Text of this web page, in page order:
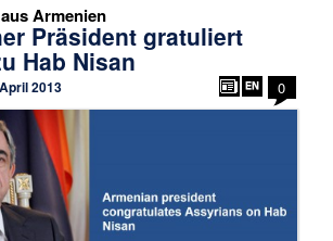
Armenien
Präsident gratuliert
Hab Nisan
2013 0